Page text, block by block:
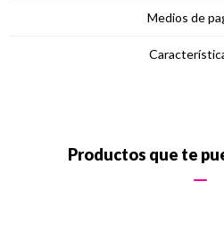
Medios de
Productos que te